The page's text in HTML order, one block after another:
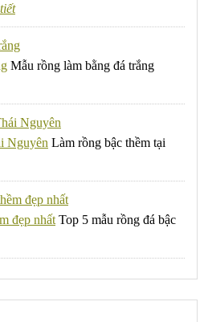
Mẫu rồng làm bằng đá trắng
Nguyên Làm rồng bậc thềm tại
đẹp nhất Top 5 mẫu rồng đá bậc